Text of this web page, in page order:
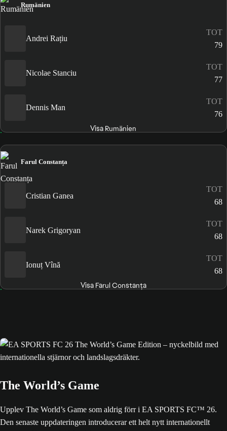
Rumänien
Andrei Rațiu
TOT
79
Nicolae Stanciu
TOT
77
Dennis Man
TOT
76
Visa Rumänien
Farul Constanța
Cristian Ganea
TOT
68
Narek Grigoryan
TOT
68
Ionuț Vînă
TOT
68
Visa Farul Constanța
The World’s Game
Upplev The World’s Game som aldrig förr i EA SPORTS FC™ 26.
Den senaste uppdateringen introducerar ett helt nytt internationellt